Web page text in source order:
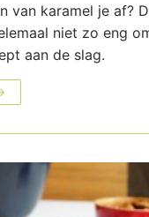
van karamel je af?
niet zo eng
aan de slag.